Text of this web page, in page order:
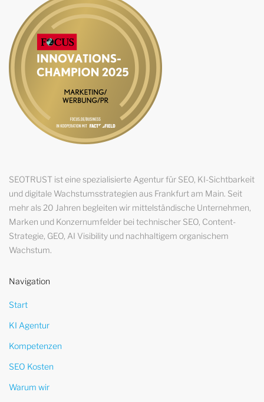
SEOTRUST ist eine spezialisierte Agentur für SEO, KI-Sichtbarkeit
und digitale Wachstumsstrategien aus Frankfurt am Main. Seit
mehr als 20 Jahren begleiten wir mittelständische Unternehmen,
Marken und Konzernumfelder bei technischer SEO, Content-
Strategie, GEO, AI Visibility und nachhaltigem organischem
Wachstum.
Navigation
Start
KI Agentur
Kompetenzen
SEO Kosten
Warum wir